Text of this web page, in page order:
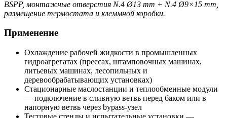
BSPP, монтажные отверстия N.4 Ø13 mm + N.4 Ø9×15 mm,
размещение термостата и клеммной коробки.
Применение
Охлаждение рабочей жидкости в промышленных
гидроагрегатах (прессах, штамповочных машинах,
литьевых машинах, лесопильных и
деревообрабатывающих установках)
Стационарные маслостанции и теплообменные модули
— подключение в сливную ветвь перед баком или в
напорную ветвь через bypass-узел